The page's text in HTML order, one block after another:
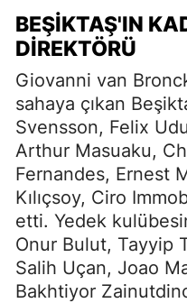
BEŞIKTAŞ'IN
DIREKTÖRÜ
Giovanni van
sahaya çıkan
Svensson, Felix
Arthur Masuaku,
Fernandes, Ernest
Kılıçsoy, Ciro
etti. Yedek
Onur Bulut, Tayyip
Salih Uçan, Joao
Bakhtiyor